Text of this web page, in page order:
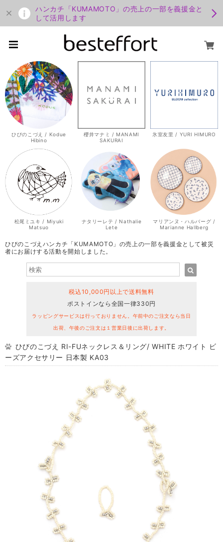
ハンカチ「KUMAMOTO」の売上の一部を義援金と
して活用します
ひびのこづえ / Kodue
Hibino
櫻井マナミ / MANAMI
SAKURAI
氷室友里 / YURI HIMURO
松尾ミユキ / Miyuki
Matsuo
ナタリーレテ / Nathalie
Lete
マリアンヌ・ハルバーグ /
Marianne Hallberg
ひびのこづえハンカチ「KUMAMOTO」の売上の一部を義援金として被災
者にお届けする活動を開始しました。
税込10,000円以上で送料無料
ポストインなら全国一律330円
ラッピングサービスは行っておりません。午前中のご注文なら当日
出荷、午後のご注文は１営業日後に出荷します。
ひびのこづえ RI-FUネックレス＆リング/ WHITE ホワイト ビ
ーズアクセサリー 日本製 KA03